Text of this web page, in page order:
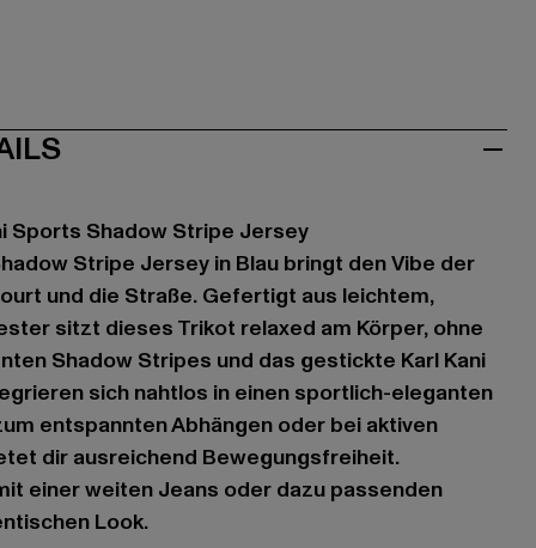
Sports Shadow Stripe Jersey
Stripe Jersey in Blau bringt den Vibe der
und die Straße. Gefertigt aus leichtem,
sitzt dieses Trikot relaxed am Körper, ohne
Shadow Stripes und das gestickte Karl Kani
sich nahtlos in einen sportlich-eleganten
entspannten Abhängen oder bei aktiven
dir ausreichend Bewegungsfreiheit.
einer weiten Jeans oder dazu passenden
Look.